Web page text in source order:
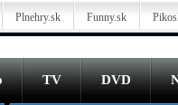
Plnehry.sk Funny.sk
TV DVD